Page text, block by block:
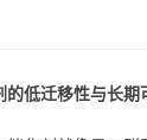
低迁移性与长期